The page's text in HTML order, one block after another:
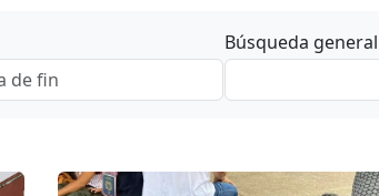
Búsqueda general